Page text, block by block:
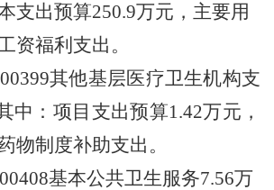
支出预算250.9万元，主要用
资福利 支出 。
其他基层医疗卫生机构支
中：项目支出预算1.42万元，
物制度补助支出 。
基本公共卫生服务7.56万